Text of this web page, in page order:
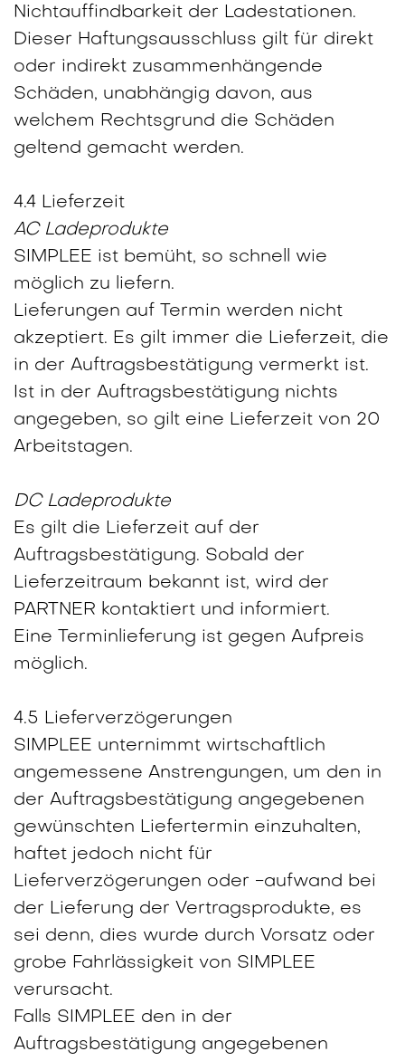
Nichtauffindbarkeit der Ladestationen.
Dieser Haftungsausschluss gilt für direkt
oder indirekt zusammenhängende
Schäden, unabhängig davon, aus
welchem Rechtsgrund die Schäden
geltend gemacht werden.
4.4 Lieferzeit
AC Ladeprodukte
SIMPLEE ist bemüht, so schnell wie
möglich zu liefern.
Lieferungen auf Termin werden nicht
akzeptiert. Es gilt immer die Lieferzeit, die
in der Auftragsbestätigung vermerkt ist.
Ist in der Auftragsbestätigung nichts
angegeben, so gilt eine Lieferzeit von 20
Arbeitstagen.
DC Ladeprodukte
Es gilt die Lieferzeit auf der
Auftragsbestätigung. Sobald der
Lieferzeitraum bekannt ist, wird der
PARTNER kontaktiert und informiert.
Eine Terminlieferung ist gegen Aufpreis
möglich.
4.5 Lieferverzögerungen
SIMPLEE unternimmt wirtschaftlich
angemessene Anstrengungen, um den in
der Auftragsbestätigung angegebenen
gewünschten Liefertermin einzuhalten,
haftet jedoch nicht für
Lieferverzögerungen oder -aufwand bei
der Lieferung der Vertragsprodukte, es
sei denn, dies wurde durch Vorsatz oder
grobe Fahrlässigkeit von SIMPLEE
verursacht.
Falls SIMPLEE den in der
Auftragsbestätigung angegebenen